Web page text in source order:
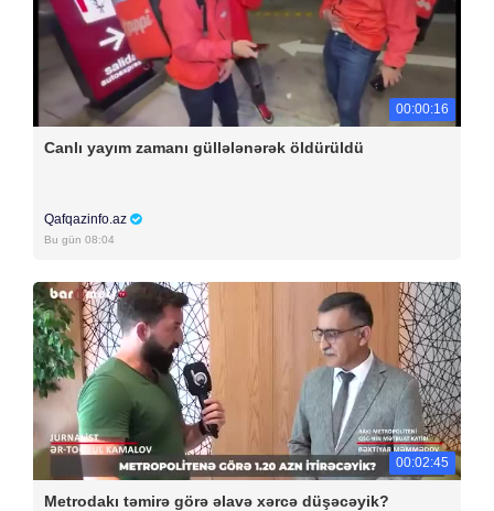
00:00:16
Canlı yayım zamanı güllələnərək öldürüldü
Qafqazinfo.az
Bu gün 08:04
00:02:45
Metrodakı təmirə görə əlavə xərcə düşəcəyik?